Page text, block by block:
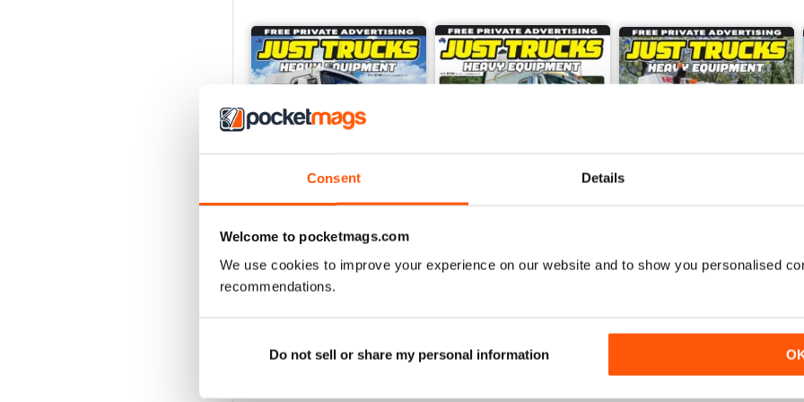
Consent Details
Welcome to pocketmags.com
We use cookies to improve your experience on our website and to show you personalised
recommendations.
Do not sell or share my personal information
23-12